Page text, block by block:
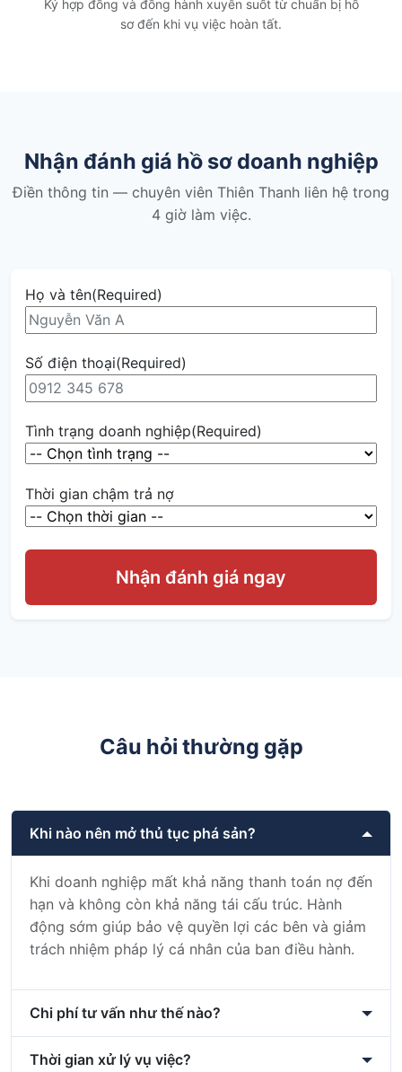
Ký hợp đồng và đồng hành xuyên suốt từ chuẩn bị hồ
sơ đến khi vụ việc hoàn tất.
Nhận đánh giá hồ sơ doanh nghiệp
Điền thông tin — chuyên viên Thiên Thanh liên hệ trong
4 giờ làm việc.
Họ và tên(Required)
Số điện thoại(Required)
Tình trạng doanh nghiệp(Required)
Thời gian chậm trả nợ
Câu hỏi thường gặp
Khi nào nên mở thủ tục phá sản?
Khi doanh nghiệp mất khả năng thanh toán nợ đến
hạn và không còn khả năng tái cấu trúc. Hành
động sớm giúp bảo vệ quyền lợi các bên và giảm
trách nhiệm pháp lý cá nhân của ban điều hành.
Chi phí tư vấn như thế nào?
Thời gian xử lý vụ việc?